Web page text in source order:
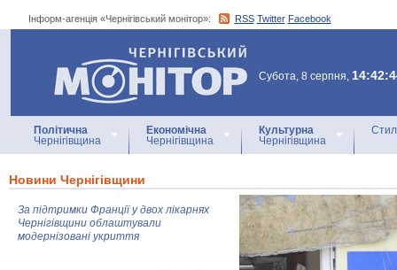
Інформ-агенція «Чернігівський монітор»: RSS Twitter Facebook
Інформ-агенція
«Чернігівський монітор»
Субота, 8 серпня,
Політична
Чернігівщина
Економічна
Чернігівщина
Культурна
Чернігівщина
Новини Чернігівщини
За підтримки Франції у двох лікарнях
Чернігівщини облаштували
модернізовані укриття